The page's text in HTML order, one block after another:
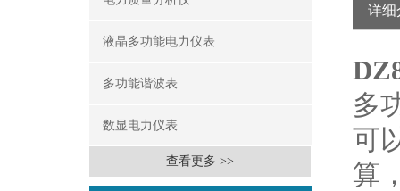
液晶多功能电力仪表
多功能谐波表
数显电力仪表
查看更多 >>
详细
多
可
算